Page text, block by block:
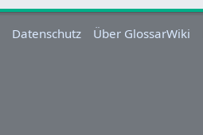
Datenschutz Über GlossarWiki